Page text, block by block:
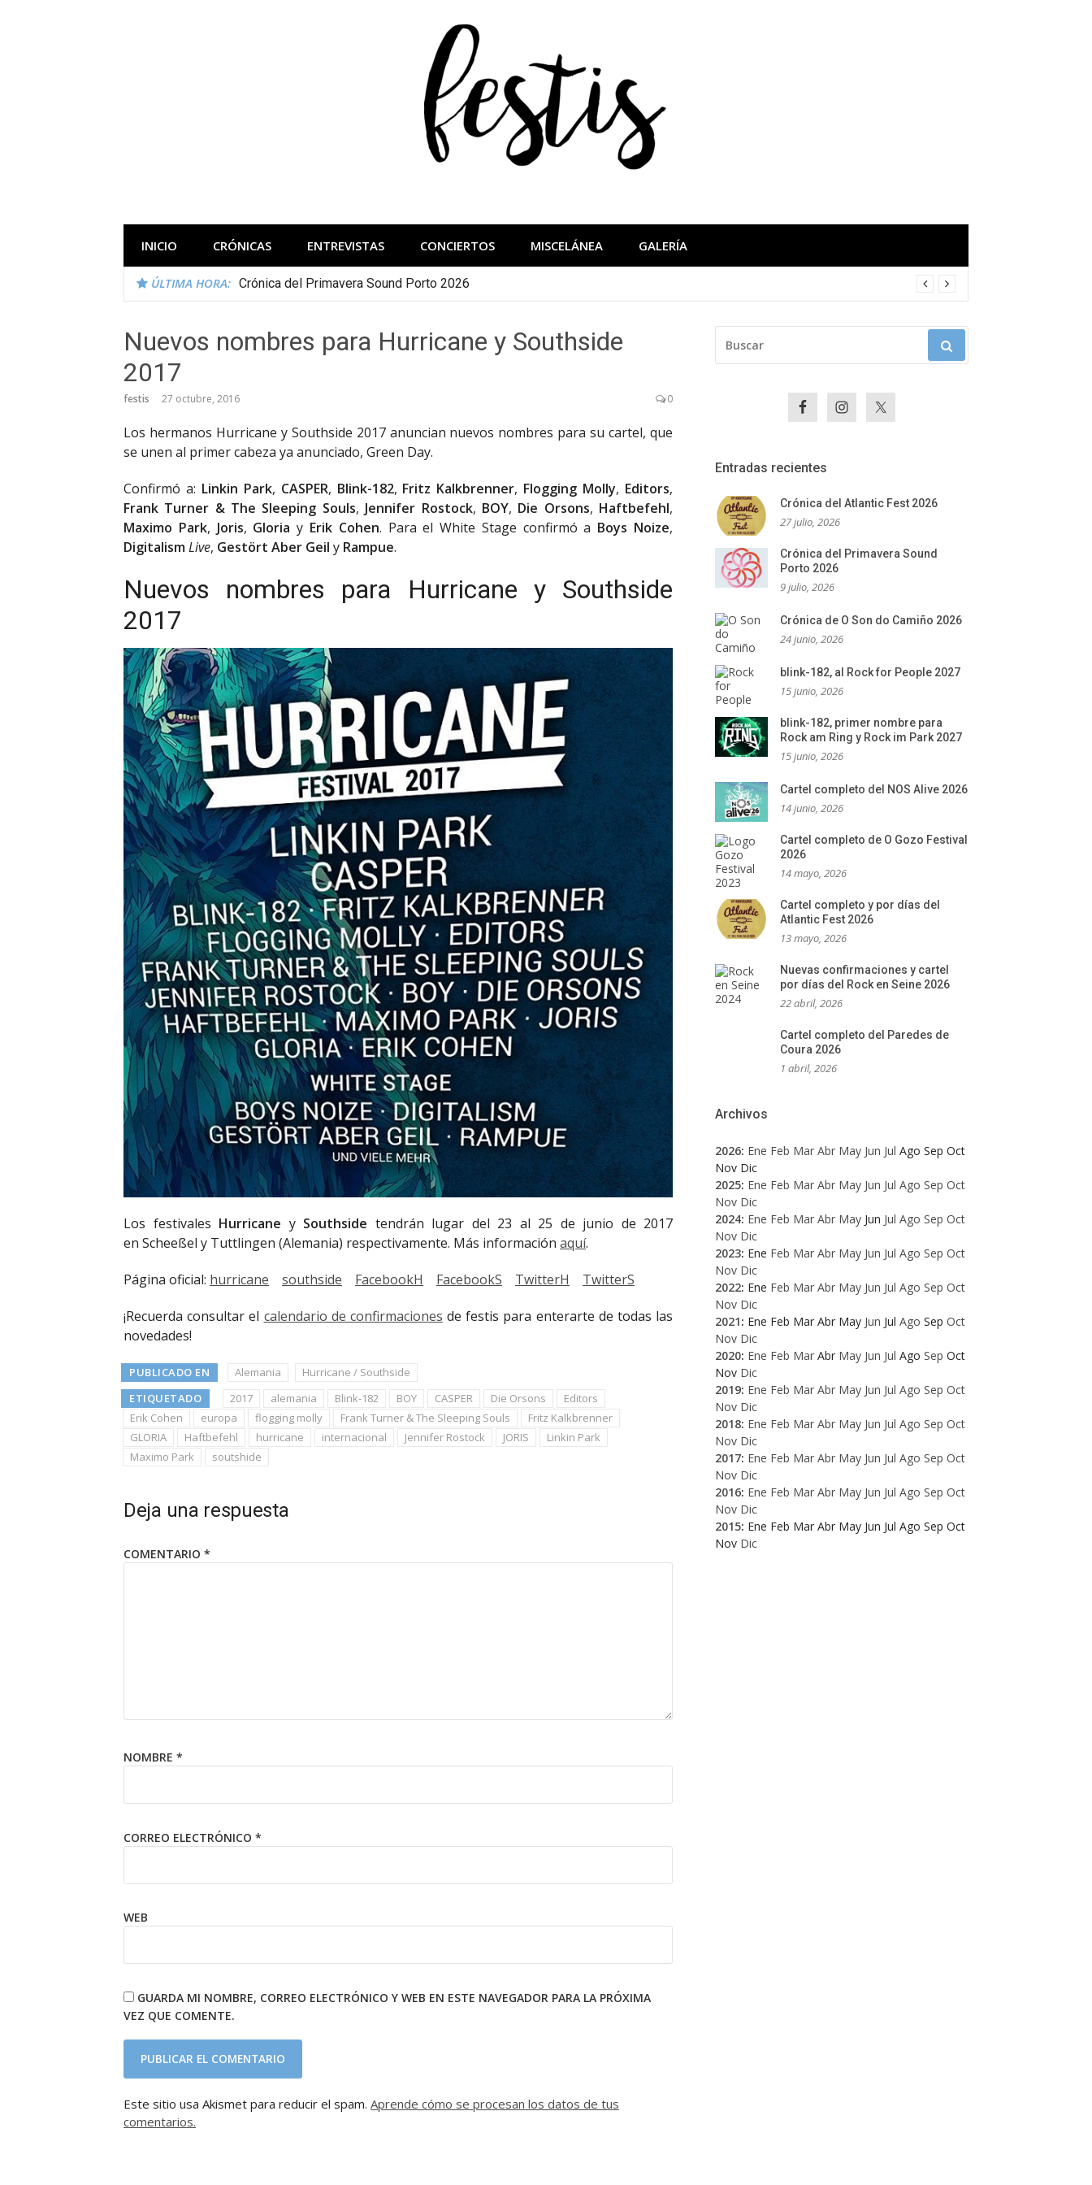
INICIO CRÓNICAS ENTREVISTAS CONCIERTOS MISCELÁNEA GALERÍA
ÚLTIMA HORA: Crónica del Primavera Sound Porto 2026
Nuevos nombres para Hurricane y Southside
2017
festis 27 octubre, 2016 0
Los hermanos Hurricane y Southside 2017 anuncian nuevos nombres para su cartel, que
se unen al primer cabeza ya anunciado, Green Day.
Confirmó a: Linkin Park, CASPER, Blink-182, Fritz Kalkbrenner, Flogging Molly, Editors,
Frank Turner & The Sleeping Souls, Jennifer Rostock, BOY, Die Orsons, Haftbefehl,
Maximo Park, Joris, Gloria y Erik Cohen. Para el White Stage confirmó a Boys Noize,
DigitalismLive, Gestört Aber Geil y Rampue.
Nuevos nombres para Hurricane y Southside
2017
Los festivales Hurricane y Southside tendrán lugar del 23 al 25 de junio de 2017
en Scheeßel y Tuttlingen (Alemania) respectivamente. Más información aquí.
Página oficial: hurricane southside FacebookH FacebookS TwitterH TwitterS
¡Recuerda consultar el calendario de confirmaciones de festis para enterarte de todas las
novedades!
PUBLICADO EN Alemania
Hurricane / Southside
ETIQUETADO
2017 alemania Blink-182 BOY CASPER Die Orsons
Editors
Erik Cohen
europa flogging molly Frank Turner & The Sleeping Souls
Fritz Kalkbrenner
GLORIA
Haftbefehl hurricane internacional Jennifer Rostock JORIS
Linkin Park
Maximo Park
soutshide
Deja una respuesta
COMENTARIO *
NOMBRE *
CORREO ELECTRÓNICO *
WEB
GUARDA MI NOMBRE, CORREO ELECTRÓNICO Y WEB EN ESTE NAVEGADOR PARA LA PRÓXIMA
VEZ QUE COMENTE.
Este sitio usa Akismet para reducir el spam. Aprende cómo se procesan los datos de tus
comentarios.
Entradas recientes
Crónica del Atlantic Fest 2026
27 julio, 2026
Crónica del Primavera Sound
Porto 2026
9 julio, 2026
Crónica de O Son do Camiño 2026
24 junio, 2026
blink-182, al Rock for People 2027
15 junio, 2026
blink-182, primer nombre para
Rock am Ring y Rock im Park 2027
15 junio, 2026
Cartel completo del NOS Alive 2026
14 junio, 2026
Cartel completo de O Gozo Festival
2026
14 mayo, 2026
Cartel completo y por días del
Atlantic Fest 2026
13 mayo, 2026
Nuevas confirmaciones y cartel
por días del Rock en Seine 2026
22 abril, 2026
Cartel completo del Paredes de
Coura 2026
1 abril, 2026
Archivos
2026: Ene Feb Mar Abr May Jun Jul Ago Sep Oct
Nov Dic
2025: Ene Feb Mar Abr May Jun Jul Ago Sep Oct
Nov Dic
2024: Ene Feb Mar Abr May Jun Jul Ago Sep Oct
Nov Dic
2023: Ene Feb Mar Abr May Jun Jul Ago Sep Oct
Nov Dic
2022: Ene Feb Mar Abr May Jun Jul Ago Sep Oct
Nov Dic
2021: Ene Feb Mar Abr May Jun Jul Ago Sep Oct
Nov Dic
2020: Ene Feb Mar Abr May Jun Jul Ago Sep Oct
Nov Dic
2019: Ene Feb Mar Abr May Jun Jul Ago Sep Oct
Nov Dic
2018: Ene Feb Mar Abr May Jun Jul Ago Sep Oct
Nov Dic
2017: Ene Feb Mar Abr May Jun Jul Ago Sep Oct
Nov Dic
2016: Ene Feb Mar Abr May Jun Jul Ago Sep Oct
Nov Dic
2015: Ene Feb Mar Abr May Jun Jul Ago Sep Oct
Nov Dic